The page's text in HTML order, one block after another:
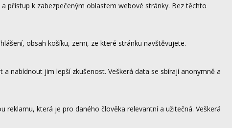
přístup k zabezpečeným oblastem webové stránky. Bez těchto
obsah košíku, zemi, ze které stránku navštěvujete.
nabídnout jim lepší zkušenost. Veškerá data se sbírají anonymně a
která je pro daného člověka relevantní a užitečná. Veškerá